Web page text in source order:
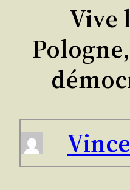
Vive